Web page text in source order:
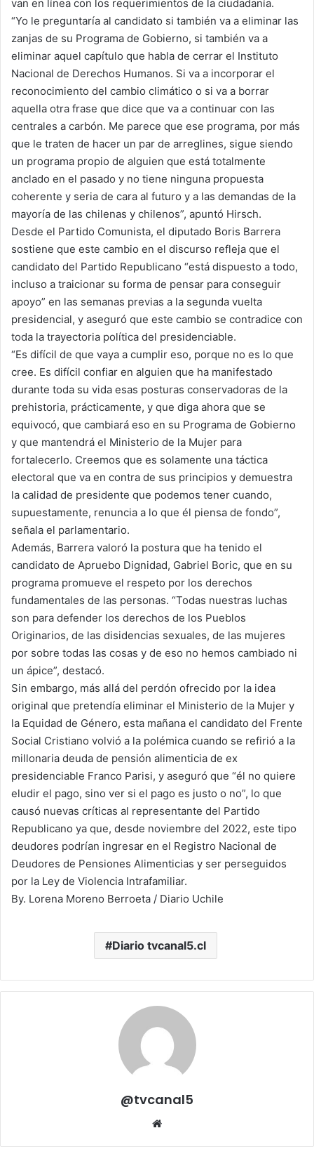
van en línea con los requerimientos de la ciudadanía.
“Yo le preguntaría al candidato si también va a eliminar las
zanjas de su Programa de Gobierno, si también va a
eliminar aquel capítulo que habla de cerrar el Instituto
Nacional de Derechos Humanos. Si va a incorporar el
reconocimiento del cambio climático o si va a borrar
aquella otra frase que dice que va a continuar con las
centrales a carbón. Me parece que ese programa, por más
que le traten de hacer un par de arreglines, sigue siendo
un programa propio de alguien que está totalmente
anclado en el pasado y no tiene ninguna propuesta
coherente y seria de cara al futuro y a las demandas de la
mayoría de las chilenas y chilenos”, apuntó Hirsch.
Desde el Partido Comunista, el diputado Boris Barrera
sostiene que este cambio en el discurso refleja que el
candidato del Partido Republicano “está dispuesto a todo,
incluso a traicionar su forma de pensar para conseguir
apoyo” en las semanas previas a la segunda vuelta
presidencial, y aseguró que este cambio se contradice con
toda la trayectoria política del presidenciable.
“Es difícil de que vaya a cumplir eso, porque no es lo que
cree. Es difícil confiar en alguien que ha manifestado
durante toda su vida esas posturas conservadoras de la
prehistoria, prácticamente, y que diga ahora que se
equivocó, que cambiará eso en su Programa de Gobierno
y que mantendrá el Ministerio de la Mujer para
fortalecerlo. Creemos que es solamente una táctica
electoral que va en contra de sus principios y demuestra
la calidad de presidente que podemos tener cuando,
supuestamente, renuncia a lo que él piensa de fondo”,
señala el parlamentario.
Además, Barrera valoró la postura que ha tenido el
candidato de Apruebo Dignidad, Gabriel Boric, que en su
programa promueve el respeto por los derechos
fundamentales de las personas. “Todas nuestras luchas
son para defender los derechos de los Pueblos
Originarios, de las disidencias sexuales, de las mujeres
por sobre todas las cosas y de eso no hemos cambiado ni
un ápice”, destacó.
Sin embargo, más allá del perdón ofrecido por la idea
original que pretendía eliminar el Ministerio de la Mujer y
la Equidad de Género, esta mañana el candidato del Frente
Social Cristiano volvió a la polémica cuando se refirió a la
millonaria deuda de pensión alimenticia de ex
presidenciable Franco Parisi, y aseguró que “él no quiere
eludir el pago, sino ver si el pago es justo o no”, lo que
causó nuevas críticas al representante del Partido
Republicano ya que, desde noviembre del 2022, este tipo
deudores podrían ingresar en el Registro Nacional de
Deudores de Pensiones Alimenticias y ser perseguidos
por la Ley de Violencia Intrafamiliar.
By. Lorena Moreno Berroeta / Diario Uchile
Diario tvcanal5.cl
@tvcanal5